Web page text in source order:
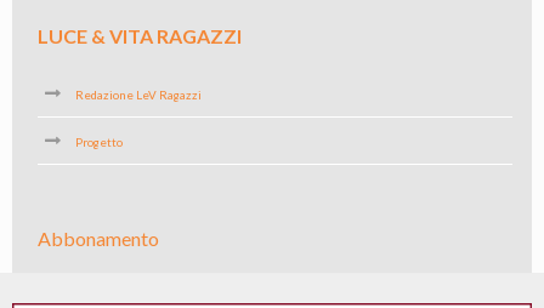
LUCE & VITA RAGAZZI
Redazione LeV Ragazzi
Progetto
Abbonamento